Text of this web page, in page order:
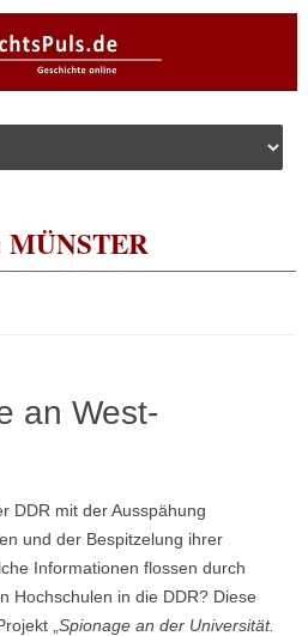
MÜNSTER
an West-
DDR mit der Ausspähung
und der Bespitzelung ihrer
Informationen flossen durch
Hochschulen in die DDR? Diese
„ Spionage an der Universität.